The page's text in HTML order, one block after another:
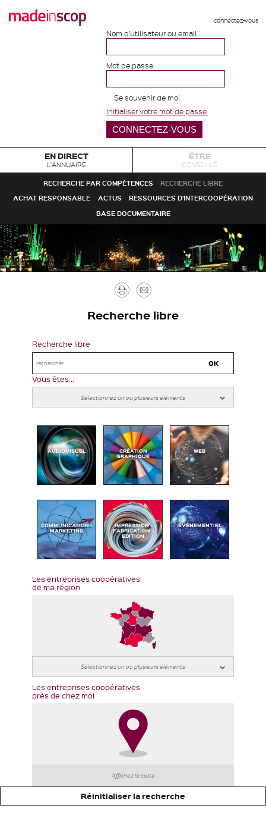
connectez-vous
Nom d'utilisateur ou email
Mot de passe
Se souvenir de moi
Initialiser votre mot de passe
EN DIRECT
L'ANNUAIRE
ÊTRE
CONSEILLÉ
RECHERCHE PAR COMPÉTENCES
RECHERCHE LIBRE
ACHAT RESPONSABLE
ACTUS
RESSOURCES D'INTERCOOPÉRATION
BASE DOCUMENTAIRE
Imprimer
Recherche libre
Recherche libre
Vous êtes...
AUDIOVISUEL CRÉATION
GRAPHIQUE
WEB
COMMUNICATION -
MARKETING
IMPRESSION -
FABRICATION -
EDITION
ÉVÉNEMENTIEL
Les entreprises coopératives
de ma région
Les entreprises coopératives
près de chez moi
Affichez la carte
Réinitialiser la recherche